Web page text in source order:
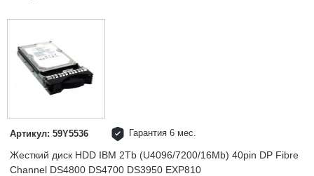
Артикул: 59Y5536 Гарантия 6 мес.
Жесткий диск HDD IBM 2Tb (U4096/7200/16Mb) 40pin DP Fibre
Channel DS4800 DS4700 DS3950 EXP810